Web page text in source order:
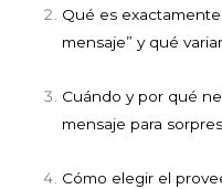
Qué es
mensaje” y qué
Cuándo y por qué
mensaje para
Cómo elegir el